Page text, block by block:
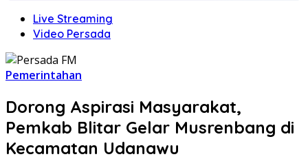
Live Streaming
Video Persada
Pemerintahan
Dorong Aspirasi Masyarakat,
Pemkab Blitar Gelar Musrenbang di
Kecamatan Udanawu